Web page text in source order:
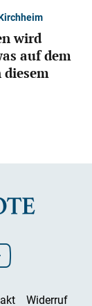
wird
auf dem
Widerruf